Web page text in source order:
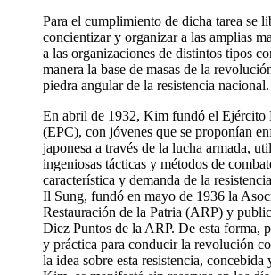
Para el cumplimiento de dicha tarea se
concientizar y organizar a las amplias
a las organizaciones de distintos tipos
manera la base de masas de la
piedra angular de la resistencia nacional.
En abril de 1932, Kim fundó el Ejército
(EPC), con jóvenes que se proponían
japonesa a través de la lucha armada,
ingeniosas tácticas y métodos de
característica y demanda de la
Il Sung, fundó en mayo de 1936 la
Restauración de la Patria (ARP) y
Diez Puntos de la ARP. De esta forma,
y práctica para conducir la revolución
la idea sobre esta resistencia, concebida